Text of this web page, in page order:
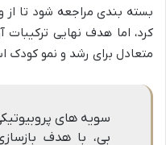
بسته بندی مراجعه شود تا
کرد، اما هدف نهایی
متعادل برای رشد و نمو کودک
سویه های
بی، با هدف